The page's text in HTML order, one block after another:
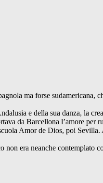
ma forse sudamericana,
e della sua danza, la
da Barcellona l’amore per
Amor de Dios, poi
era neanche contemplato